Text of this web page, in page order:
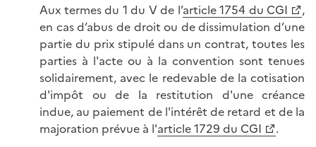
Aux termes du 1 du V de l’article 1754 du CGI
,
en cas d’abus de droit ou de dissimulation d’une
partie du prix stipulé dans un contrat, toutes les
parties à l'acte ou à la convention sont tenues
solidairement, avec le redevable de la cotisation
d'impôt ou de la restitution d'une créance
indue, au paiement de l'intérêt de retard et de la
majoration prévue à l'article 1729 du CGI
.